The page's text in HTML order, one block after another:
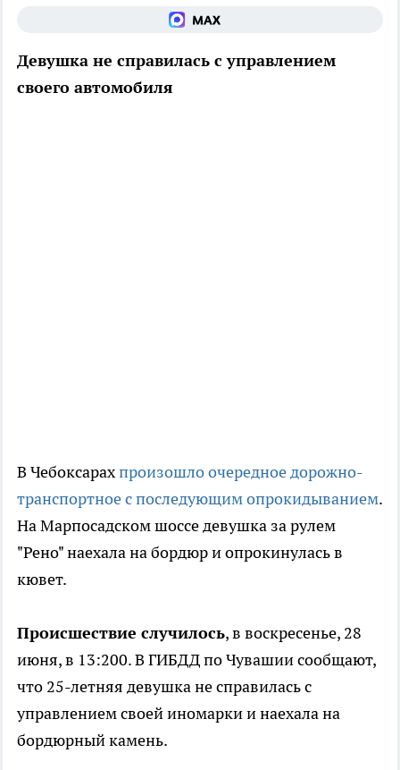
Девушка не справилась с управлением
своего автомобиля
В Чебоксарахпроизошло очередное дорожно-
транспортное с последующим опрокидыванием.
На Марпосадском шоссе девушка за рулем
"Рено" наехала на бордюр и опрокинулась в
кювет.
Происшествие случилось, в воскресенье, 28
июня, в 13:200. В ГИБДД по Чувашии сообщают,
что 25-летняя девушка не справилась с
управлением своей иномарки и наехала на
бордюрный камень.